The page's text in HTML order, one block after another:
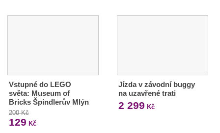
Vstupné do LEGO
světa: Museum of
Bricks Špindlerův Mlýn
200 Kč
129 Kč
Jízda v závodní buggy
na uzavřené trati
2 299 Kč